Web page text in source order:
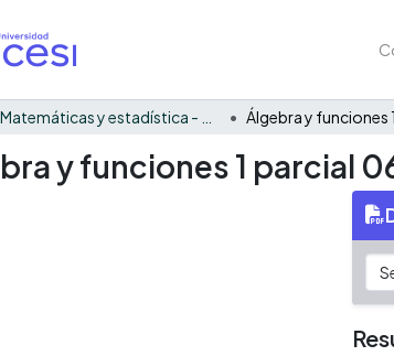
y funciones 1 parcial